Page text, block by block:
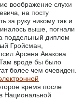
воображение слухи
на посту
за руку никому так и
выше, погнали
поддельный диплом
Гройсман,
Арсена Авакова
вроде бы было
более чем очевиден.
время после
Национальной